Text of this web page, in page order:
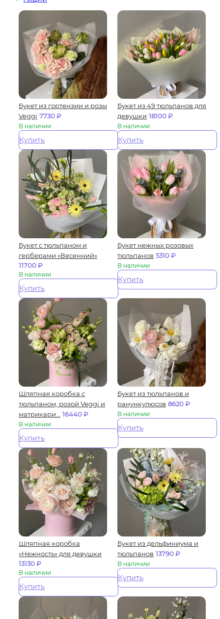
Букет из гортензии и розы
Veggi 7730₽
В наличии
Купить
Букет из 49 тюльпанов для
девушки 18100₽
В наличии
Купить
Букет с тюльпаном и
герберами «Весенний»
11700₽
В наличии
Купить
Букет нежных розовых
тюльпанов 5310₽
В наличии
Купить
Шляпная коробка с
тюльпаном, розой Veggi и
матрикари...
16440₽
В наличии
Купить
Букет из тюльпанов и
ранункулюсов 8620₽
В наличии
Купить
Шляпная коробка
«Нежность» для девушки
13130₽
В наличии
Купить
Букет из дельфиниума и
тюльпанов 13790₽
В наличии
Купить